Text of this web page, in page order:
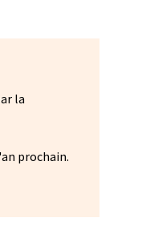
la
dans un nouvel onglet)
prochain.